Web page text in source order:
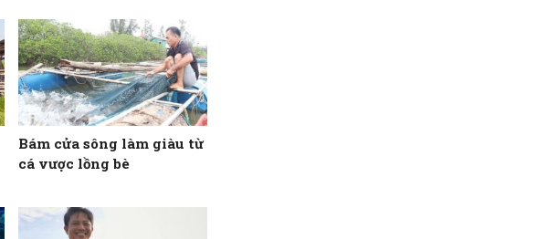
Bám cửa sông làm giàu từ
cá vược lồng bè